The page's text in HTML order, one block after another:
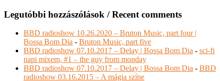
Legutóbbi hozzászólások / Recent comments
BBD radioshow 10.26.2020 – Bruton Music, part four |
Bossa Bom Dia - Bruton Music, part five
BBD radioshow 07.10.2017 – Delay | Bossa Bom Dia - sci-fi
napi mixem, #1 – the guy from monday
BBD radioshow 07.10.2017 – Delay | Bossa Bom Dia - BBD
radioshow 03.16.2015 – A mágia színe